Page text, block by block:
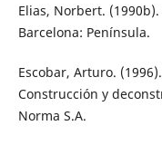
Elias, Norbert.
Barcelona: Península.
Escobar, Arturo.
Construcción y
Norma S.A.